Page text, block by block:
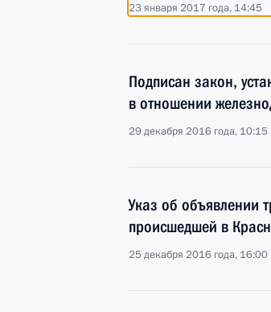
23 января 2017 года, 14:45
Подписан закон,
в отношении
29 декабря 2016 года, 10:15
Указ об объявлении
происшедшей в
25 декабря 2016 года, 16:00